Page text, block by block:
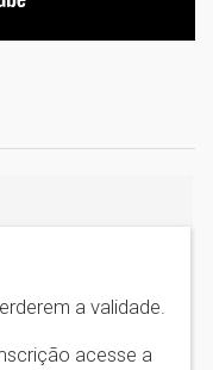
a validade.
acesse a